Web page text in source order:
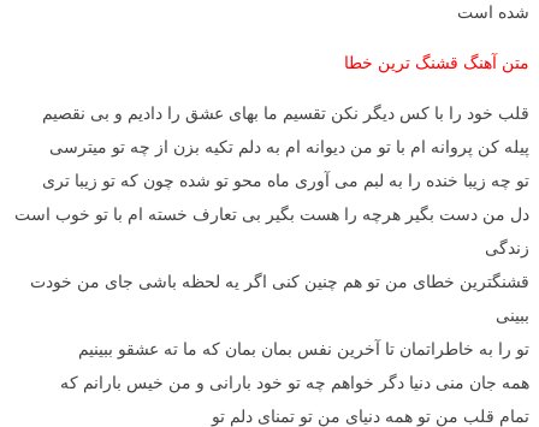
شده است
متن آهنگ قشنگ ترین خطا
قلب خود را با کس دیگر نکن تقسیم ما بهای عشق را دادیم و بی نقصیم
پیله کن پروانه ام با تو من دیوانه ام به دلم تکیه بزن از چه تو میترسی
تو چه زیبا خنده را به لبم می آوری ماه محو تو شده چون که تو زیبا تری
دل من دست بگیر هرچه را هست بگیر بی تعارف خسته ام با تو خوب است
زندگی
قشنگترین خطای من تو هم چنین کنی اگر یه لحظه باشی جای من خودت
ببینی
تو را به خاطراتمان تا آخرین نفس بمان بمان که ما ته عشقو ببینیم
همه جان منی دنیا دگر خواهم چه تو خود بارانی و من خیس بارانم که
تمام قلب من تو همه دنیای من تو تمنای دلم تو